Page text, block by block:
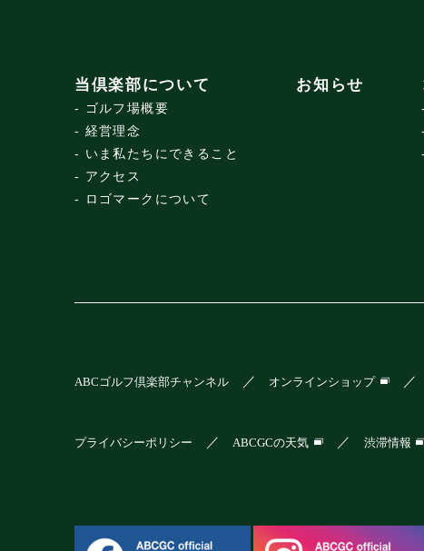
当倶楽部について
ゴルフ場概要
経営理念
いま私たちにできること
アクセス
ロゴマークについて
お知らせ
ABCゴルフ倶楽部チャンネル オンラインショップ
プライバシーポリシー ABCGCの天気 渋滞情報